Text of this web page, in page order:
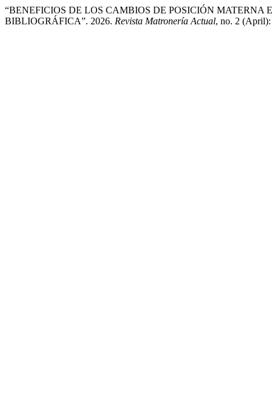
“BENEFICIOS DE LOS CAMBIOS DE POSICIÓN
BIBLIOGRÁFICA”. 2026. Revista Matronería Actual, no. 2